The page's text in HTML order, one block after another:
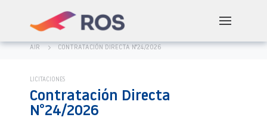
AIR CONTRATACIÓN DIRECTA N°24/2026
LICITACIONES
Contratación Directa
N°24/2026